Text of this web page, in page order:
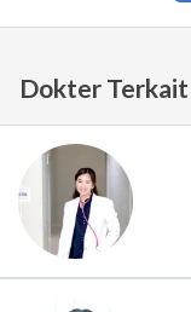
Dokter Terkait